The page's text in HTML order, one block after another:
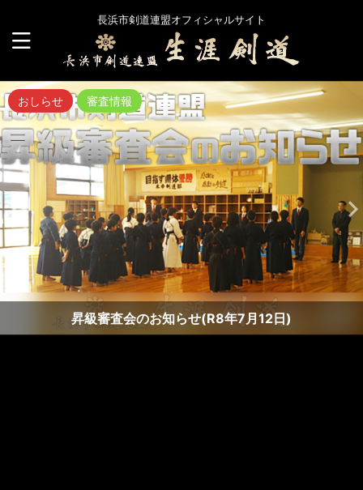
長浜市剣道連盟オフィシャルサイト
おしらせ 審査情報
昇級審査会のお知らせ(R8年7月12日)